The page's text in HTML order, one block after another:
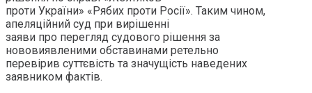
проти України» «Рябих проти Росії». Таким чином,
апеляційний суд при вирішенні
заяви про перегляд судового рішення за
нововиявленими обставинами ретельно
перевірив суттєвість та значущість наведених
заявником фактів.